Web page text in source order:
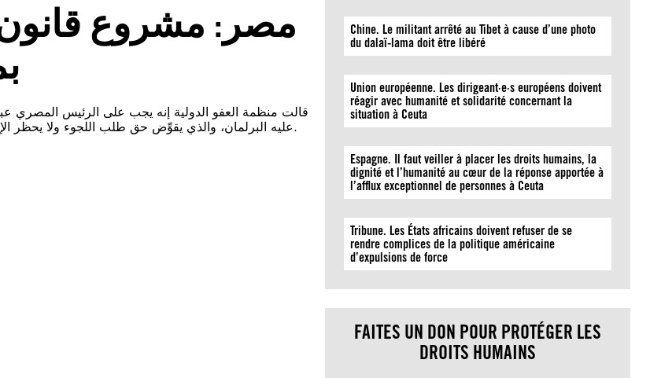
مصر: مشروع قانون
قالت منظمة العفو الدولية إنه يجب على الرئيس المصري
عليه البرلمان، والذي يقوِّض حق طلب اللجوء ولا يحظر الإعادة القسرية ويفتقر إلى الضمانات اللازمة لاتخاذ الإجراءات القانونية الواجبة.
Chine. Le militant arrêté au Tibet à cause d’une photo
du dalaï-lama doit être libéré
Union européenne. Les dirigeant·e·s européens doivent
réagir avec humanité et solidarité concernant la
situation à Ceuta
Espagne. Il faut veiller à placer les droits humains, la
dignité et l’humanité au cœur de la réponse apportée à
l’afflux exceptionnel de personnes à Ceuta
Tribune. Les États africains doivent refuser de se
rendre complices de la politique américaine
d’expulsions de force
FAITES UN DON POUR PROTÉGER LES
DROITS HUMAINS